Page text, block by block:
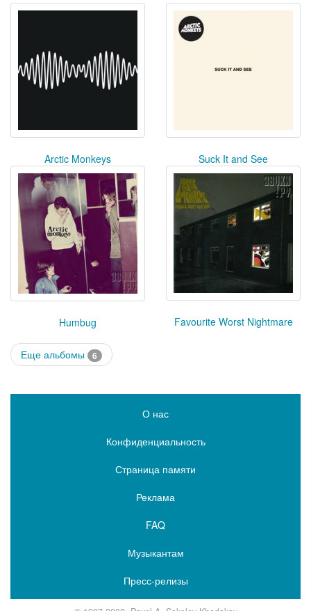
Arctic Monkeys Suck It and See
Humbug Favourite Worst Nightmare
Еще альбомы 6
О нас
Конфиденциальность
Страница памяти
Реклама
FAQ
Музыкантам
Пресс-релизы